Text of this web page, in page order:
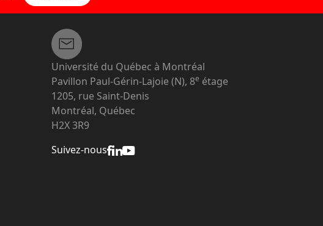
Université du Québec à Montréal
Pavillon Paul-Gérin-Lajoie (N), 8e étage
1205, rue Saint-Denis
Montréal, Québec
H2X 3R9
Suivez-nous